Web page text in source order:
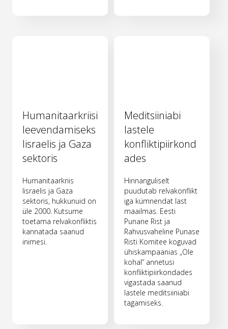
Humanitaarkriisi
leevendamiseks
Iisraelis ja Gaza
sektoris
Humanitaarkriis
Iisraelis ja Gaza
sektoris, hukkunuid on
üle 2000. Kutsume
toetama relvakonfliktis
kannatada saanud
inimesi.
Meditsiiniabi
lastele
konfliktipiirkond
ades
Hinnanguliselt
puudutab relvakonflikt
iga kümnendat last
maailmas. Eesti
Punane Rist ja
Rahvusvaheline Punase
Risti Komitee koguvad
ühiskampaanias „Ole
kohal“ annetusi
konfliktipiirkondades
vigastada saanud
lastele meditsiiniabi
tagamiseks.